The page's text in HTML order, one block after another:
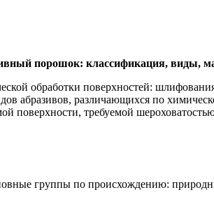
порошок: классификация, виды,
обработки поверхностей:
абразивов, различающихся по
поверхности, требуемой
группы по происхождению: